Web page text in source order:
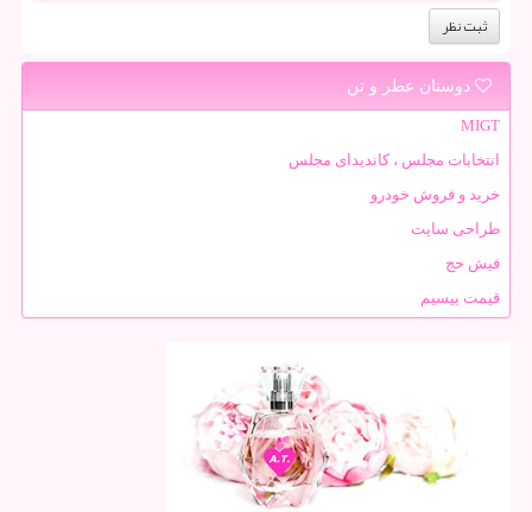
دوستان عطر و تن
MIGT
انتخابات مجلس ، کاندیدای مجلس
خرید و فروش خودرو
طراحی سایت
فیش حج
قیمت بیسیم